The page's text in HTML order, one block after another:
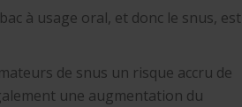
à usage oral, et donc le snus, est
de snus un risque accru de
une augmentation du